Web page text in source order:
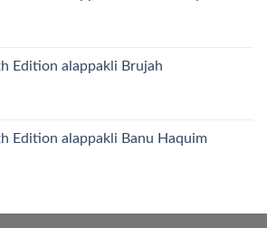
Edition alappakli Brujah
Edition alappakli Banu Haquim